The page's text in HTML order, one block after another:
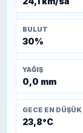
BULUT
30%
YAĞIŞ
0,0 mm
GECE EN DÜŞÜK
23,8°C